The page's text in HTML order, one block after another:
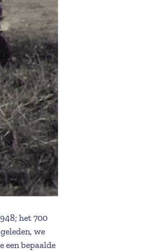
het 700
we
een bepaalde